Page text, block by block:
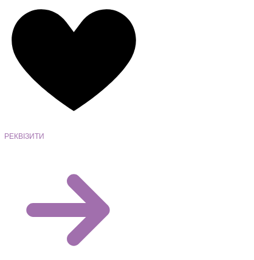
РЕКВІЗИТИ